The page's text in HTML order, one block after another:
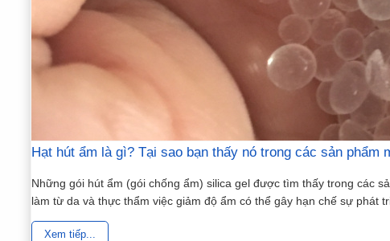
Hạt hút ẩm là gì? Tại sao bạn thấy nó trong các sản phẩm
Những gói hút ẩm (gói chống ẩm) silica gel được tìm thấy trong các
làm từ da và thực thẩm việc giảm độ ẩm có thể gây hạn chế sự phát
Xem tiếp...